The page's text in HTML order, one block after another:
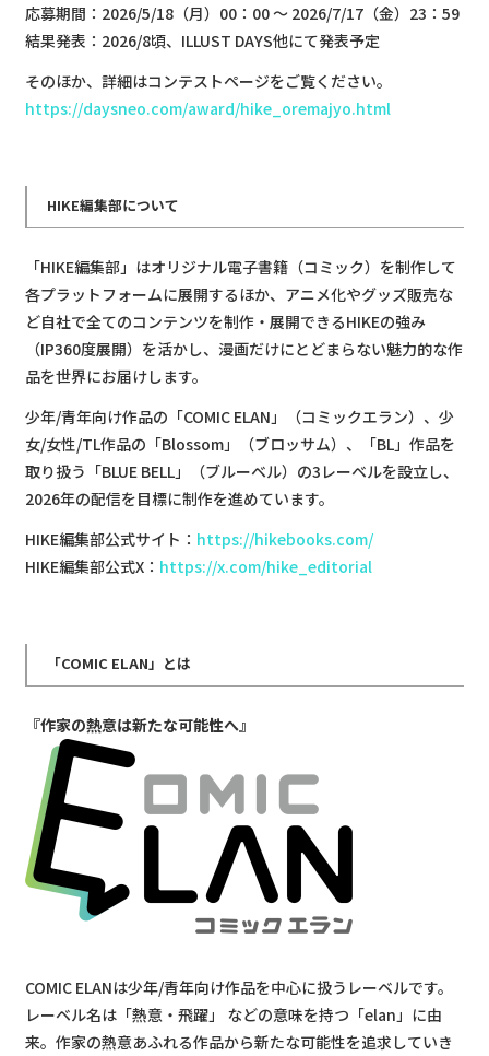
応募期間：2026/5/18（月）00：00 ～ 2026/7/17（金）23：59
結果発表：2026/8頃、ILLUST DAYS他にて発表予定
そのほか、詳細はコンテストページをご覧ください。
https://daysneo.com/award/hike_oremajyo.html
HIKE編集部について
「HIKE編集部」はオリジナル電子書籍（コミック）を制作して
各プラットフォームに展開するほか、アニメ化やグッズ販売な
ど自社で全てのコンテンツを制作・展開できるHIKEの強み
（IP360度展開）を活かし、漫画だけにとどまらない魅力的な作
品を世界にお届けします。
少年/青年向け作品の「COMIC ELAN」（コミックエラン）、少
女/女性/TL作品の「Blossom」（ブロッサム）、「BL」作品を
取り扱う「BLUE BELL」（ブルーベル）の3レーベルを設立し、
2026年の配信を目標に制作を進めています。
HIKE編集部公式サイト： https://hikebooks.com/
HIKE編集部公式X： https://x.com/hike_editorial
「COMIC ELAN」とは
『作家の熱意は新たな可能性へ』
COMIC ELANは少年/青年向け作品を中心に扱うレーベルです。
レーベル名は「熱意・飛躍」 などの意味を持つ「elan」に由
来。作家の熱意あふれる作品から新たな可能性を追求していき